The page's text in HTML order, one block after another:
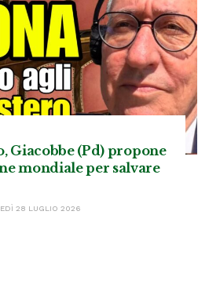
Giacobbe (Pd) propone
mondiale per salvare
28 LUGLIO 2026